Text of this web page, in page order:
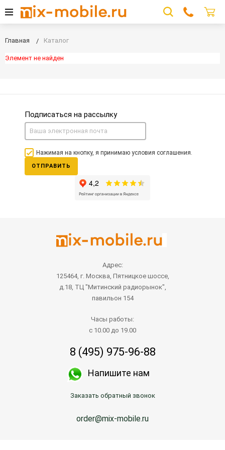
Главная Каталог
Элемент не найден
Подписаться на рассылку
Нажимая на кнопку, я принимаю условия соглашения.
ОТПРАВИТЬ
Адрес:
125464, г. Москва, Пятницкое шоссе,
д.18, ТЦ "Митинский радиорынок",
павильон 154
Часы работы:
с 10.00 до 19.00
8 (495) 975-96-88
Напишите нам
Заказать обратный звонок
order@mix-mobile.ru